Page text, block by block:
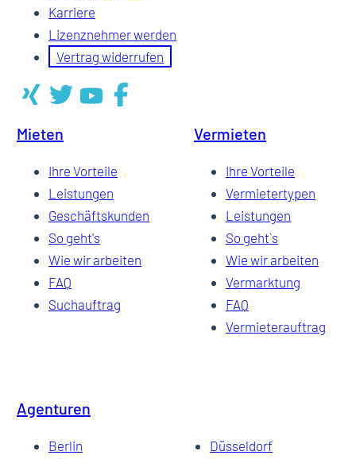
Karriere
Lizenznehmer werden
Vertrag widerrufen
Mieten
Ihre Vorteile
Leistungen
Geschäftskunden
So geht's
Wie wir arbeiten
FAQ
Suchauftrag
Vermieten
Ihre Vorteile
Vermietertypen
Leistungen
So geht`s
Wie wir arbeiten
Vermarktung
FAQ
Vermieterauftrag
Agenturen
Berlin
Düsseldorf